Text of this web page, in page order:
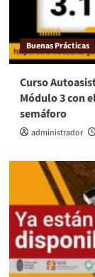
Buenas Prácticas
Curso
Módulo 3 con
semáforo
administrador